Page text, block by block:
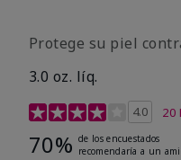
Protege su piel
3.0 oz. líq.
Calificación de 4.0 20
70% de los encuestados
recomendaría a un